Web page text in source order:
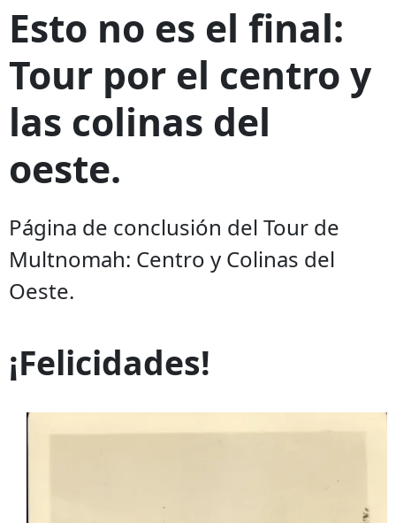
Esto no es el final:
Tour por el centro y
las colinas del
oeste.
Página de conclusión del Tour de
Multnomah: Centro y Colinas del
Oeste.
¡Felicidades!